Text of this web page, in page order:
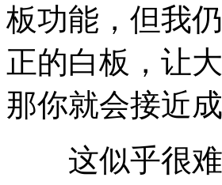
板功能，但我
正的白板，让
那你就会接近成
这似乎很难